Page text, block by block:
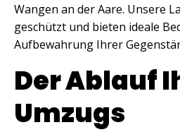
Wangen an der Aare. Unsere
geschützt und bieten ideale
Aufbewahrung Ihrer
Der Ablauf
Umzugs